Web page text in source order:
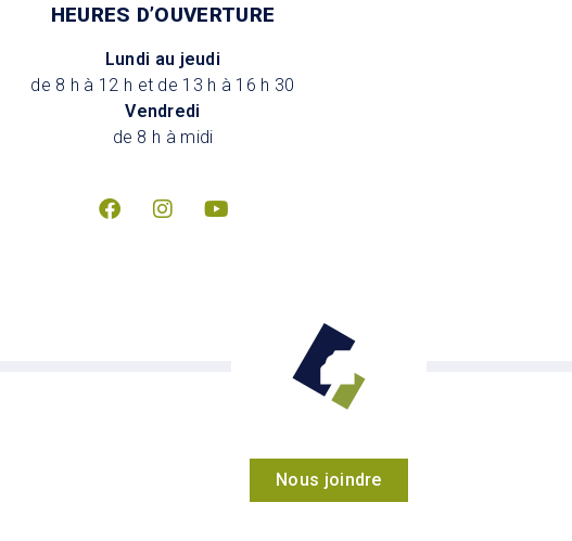
HEURES D’OUVERTURE
Lundi au jeudi
de 8 h à 12 h et de 13 h à 16 h 30
Vendredi
de 8 h à midi
Nous joindre